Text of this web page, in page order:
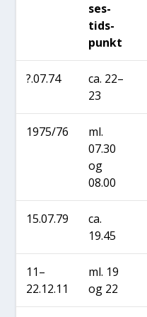
ses­
tids­
punkt
?.07.74
ca. 22–
23
1975/76
ml.
07.30
og
08.00
15.07.79
ca.
19.45
11–
22.12.11
ml. 19
og 22